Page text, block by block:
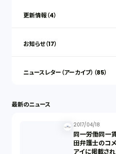
更新情報（4）
お知らせ（17）
ニュースレター（アーカイブ）（85）
最新のニュース
2017/04/18
同一労働同一
田弁護士のコ
アイに掲載され